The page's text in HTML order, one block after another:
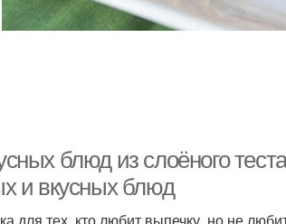
блюд из слоёного
и вкусных блюд